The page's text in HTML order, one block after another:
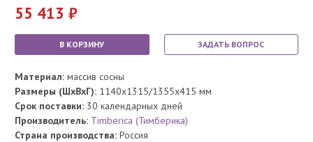
55 413
В КОРЗИНУ ЗАДАТЬ ВОПРОС
Материал: массив сосны
Размеры (ШхВхГ): 1140x1315/1355x415 мм
Срок поставки: 30 календарных дней
Производитель: Timberica (Тимберика)
Страна производства: Россия